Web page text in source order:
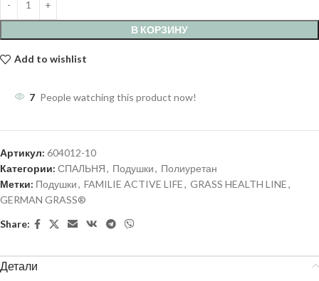
В КОРЗИНУ
Add to wishlist
7 People watching this product now!
Артикул: 604012-10
Категории: СПАЛЬНЯ, Подушки, Полиуретан
Метки: Подушки, FAMILIE ACTIVE LIFE, GRASS HEALTH LINE,
GERMAN GRASS®
Share:
Детали